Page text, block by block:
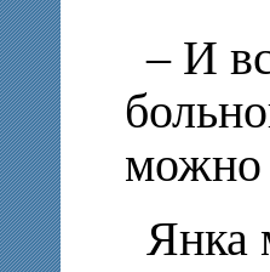
– И
можно
Янка